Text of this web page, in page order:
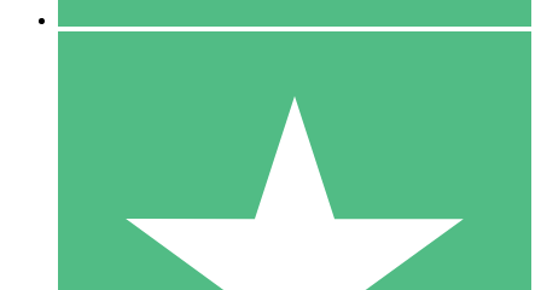
10 Téléchargements
20 00